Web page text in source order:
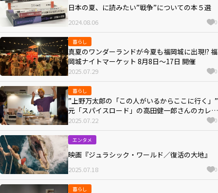
日本の夏、に読みたい”戦争”についての本５選
2024.08.06 0
暮らし
真夏のワンダーランドが今夏も福岡城に出現!? 福
岡城ナイトマーケット 8月8日～17日 開催
2025.07.29 0
暮らし
”上野万太郎の「この人がいるからここに行く」”
元「スパイスロード」の高田健一郎さんのカレー
塾「薬院スパイス」
2025.07.22 0
エンタメ
映画『ジュラシック・ワールド／復活の大地』
2025.07.18 0
暮らし